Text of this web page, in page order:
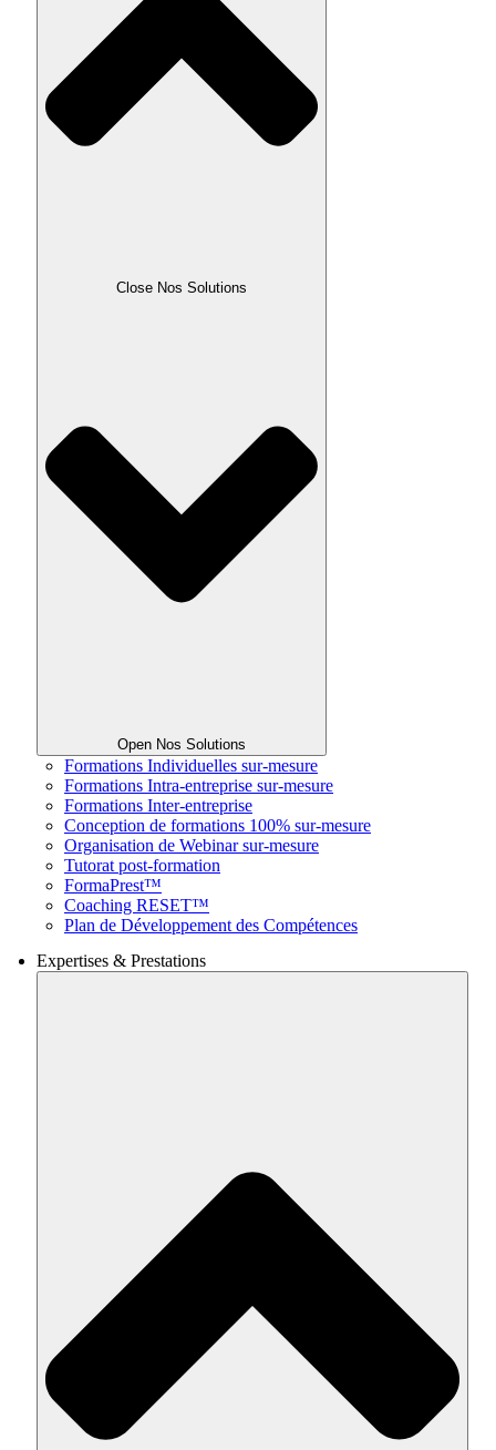
Close Nos Solutions
Open Nos Solutions
Formations Individuelles sur-mesure
Formations Intra-entreprise sur-mesure
Formations Inter-entreprise
Conception de formations 100% sur-mesure
Organisation de Webinar sur-mesure
Tutorat post-formation
FormaPrest™
Coaching RESET™
Plan de Développement des Compétences
Expertises & Prestations